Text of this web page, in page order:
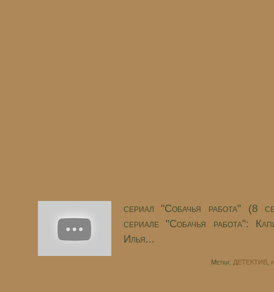
сериал "Собачья работа" (8
сериале "Собачья работа":
Илья...
Метки: ДЕТЕКТИВ,